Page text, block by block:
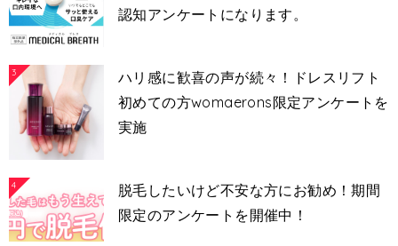
認知アンケートになります。
3
ハリ感に歓喜の声が続々！ドレスリフト
初めての方womaerons限定アンケートを
実施
4
脱毛したいけど不安な方にお勧め！期間
限定のアンケートを開催中！